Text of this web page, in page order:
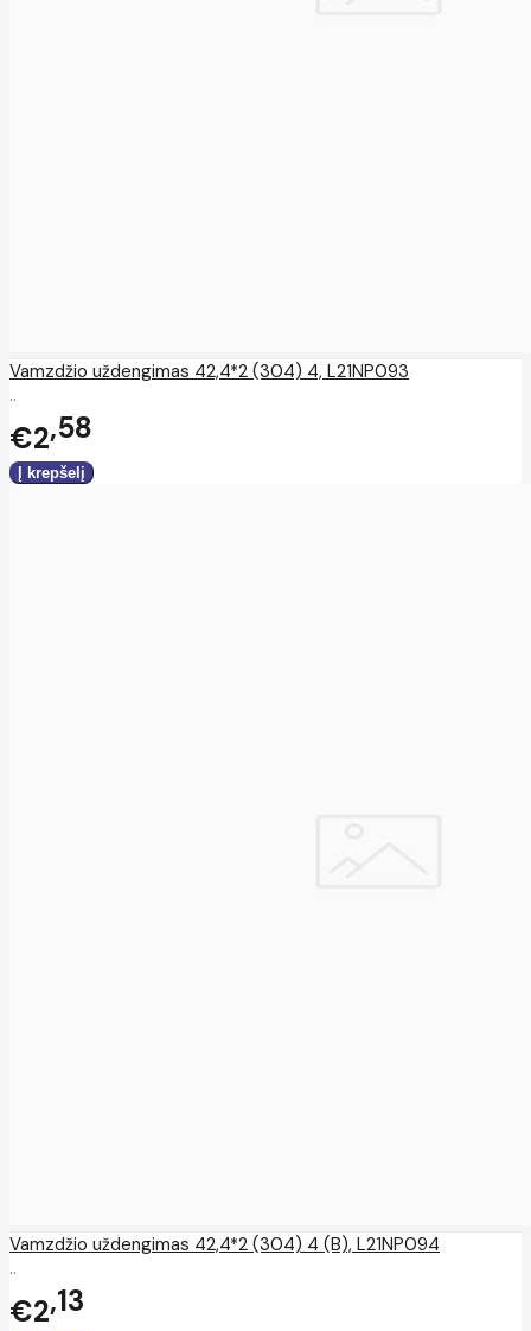
Vamzdžio uždengimas 42,4*2 (304) 4, L21NP093
..
€2 58
Vamzdžio uždengimas 42,4*2 (304) 4 (B), L21NP094
..
€2 13